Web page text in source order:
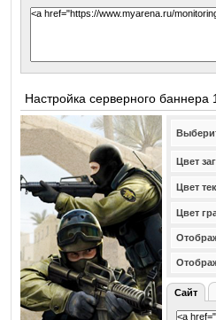
Настройка серверного баннера
Цвет
Цвет
Цвет
Сайт